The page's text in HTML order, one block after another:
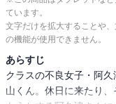
ています。
文字だけを拡大することや
の機能が使用できません。
あらすじ
クラスの不良女子・阿
山くん。休日に来たり